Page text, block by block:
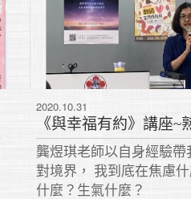
2020.10.31
龔煜琪老師以自身經驗帶
對境界， 我到底在焦慮
什麼？生氣什麼？